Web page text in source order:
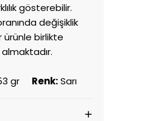
gösterebilir.
değişiklik
ürünle birlikte
gr Renk:Sarı